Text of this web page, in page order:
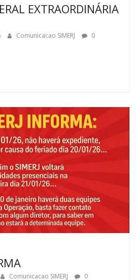
EXTRAORDINÁRIA
Comunicacao SIMERJ
0
Comunicacao SIMERJ 0